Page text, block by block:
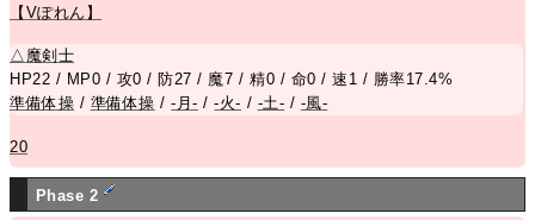
【Vぽれん】
△ 魔剣士
HP22 / MP0 / 攻0 / 防27 / 魔7 / 精0 / 命0 / 速1 / 勝率17.4%
準備体操 / 準備体操 /-月- /-火- / -土- / -風-
20
Phase 2